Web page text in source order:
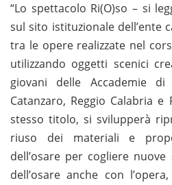
“Lo spettacolo Ri(O)so – si
sul sito istituzionale dell’ente
tra le opere realizzate nel
utilizzando oggetti scenici
giovani delle Accademie
Catanzaro, Reggio Calabria
stesso titolo, si svilupperà
riuso dei materiali e
dell’osare per cogliere
dell’osare anche con